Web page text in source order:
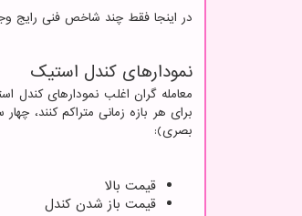
در اینجا فقط چند شاخص فنی رایج
نمودارهای کندل استیک
معامله گران اغلب نمودارهای کندل
برای هر بازه زمانی متراکم کنند،
بصری):
قیمت بالا
قیمت باز شدن کندل